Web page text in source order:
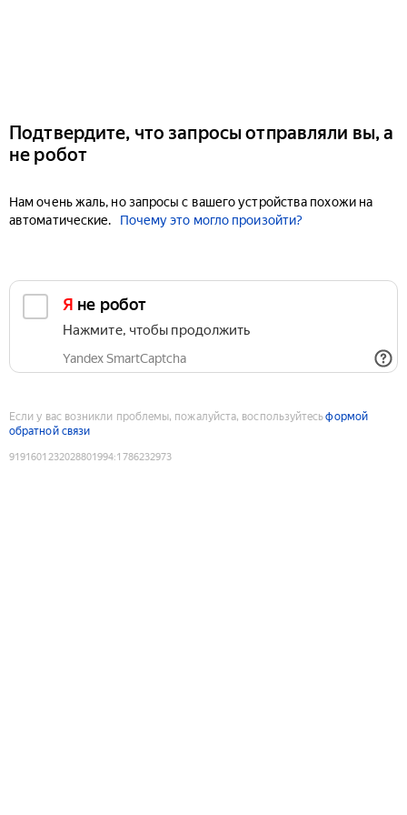
Подтвердите, что запросы отправляли вы, а
не робот
Нам очень жаль, но запросы с вашего устройства похожи на
автоматические.
Почему это могло произойти?
Я не робот
Нажмите, чтобы продолжить
Yandex SmartCaptcha
Если у вас возникли проблемы, пожалуйста, воспользуйтесьформой
обратной связи
9191601232028801994:1786232973